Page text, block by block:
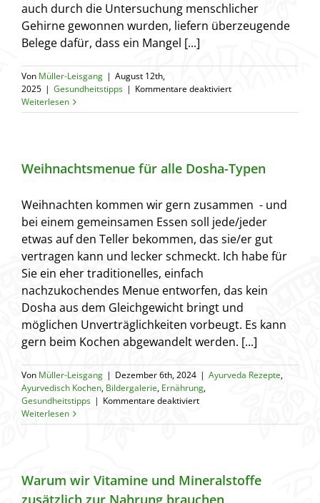
auch durch die Untersuchung menschlicher
Gehirne gewonnen wurden, liefern überzeugende
Belege dafür, dass ein Mangel [...]
Von Müller-Leisgang | August 12th,
2025 | Gesundheitstipps | Kommentare deaktiviertfür
Studie:
vorbeugen
Weiterlesen
Weihnachtsmenue für alle Dosha-Typen
Weihnachten kommen wir gern zusammen - und
bei einem gemeinsamen Essen soll jede/jeder
etwas auf den Teller bekommen, das sie/er gut
vertragen kann und lecker schmeckt. Ich habe für
Sie ein eher traditionelles, einfach
nachzukochendes Menue entworfen, das kein
Dosha aus dem Gleichgewicht bringt und
möglichen Unverträglichkeiten vorbeugt. Es kann
gern beim Kochen abgewandelt werden. [...]
Von Müller-Leisgang | Dezember 6th, 2024 | Ayurveda Rezepte,
Ayurvedisch Kochen, Bildergalerie, Ernährung,
Gesundheitstipps | Kommentare deaktiviertfür
für
Weiterlesen
Warum wir Vitamine und Mineralstoffe
zusätzlich zur Nahrung brauchen